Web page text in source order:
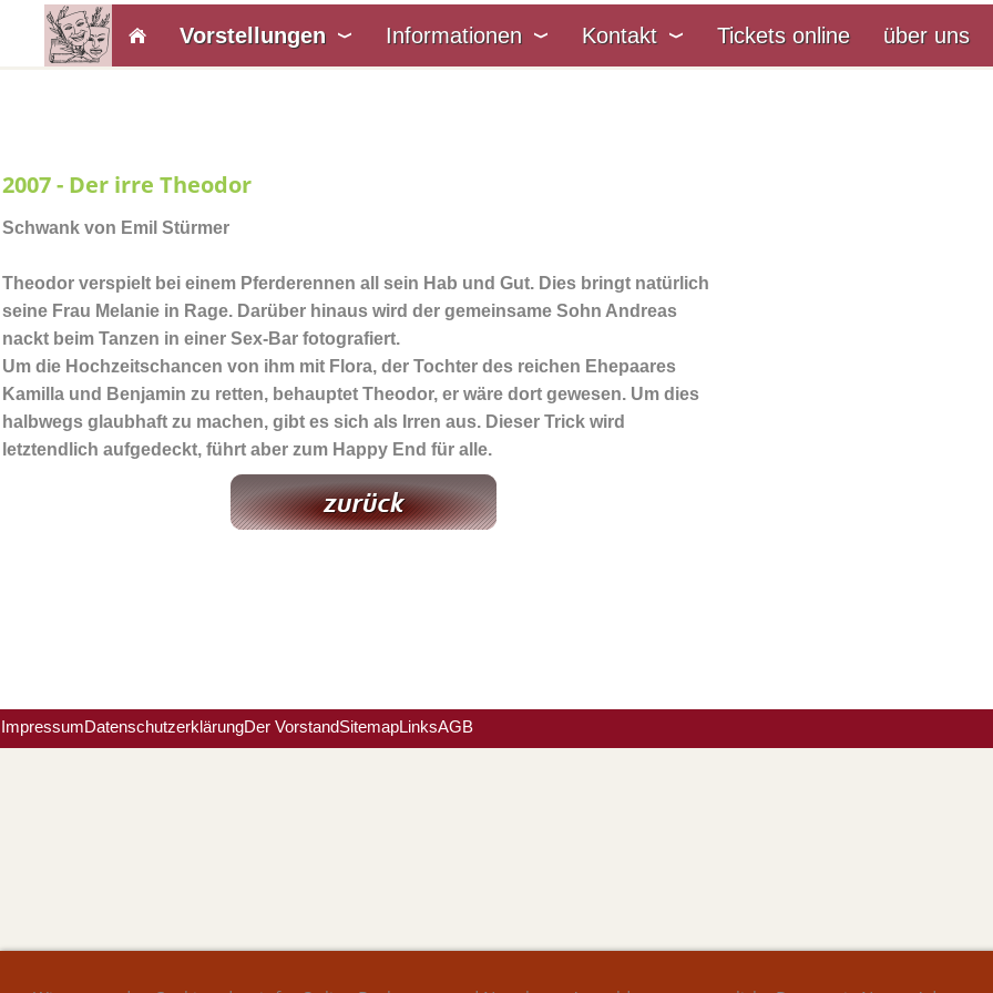
Vorstellungen Informationen Kontakt Tickets online über uns
2007 - Der irre Theodor
Schwank von Emil Stürmer
Theodor verspielt bei einem Pferderennen all sein Hab und Gut. Dies bringt natürlich
seine Frau Melanie in Rage. Darüber hinaus wird der gemeinsame Sohn Andreas
nackt beim Tanzen in einer Sex-Bar fotografiert.
Um die Hochzeitschancen von ihm mit Flora, der Tochter des reichen Ehepaares
Kamilla und Benjamin zu retten, behauptet Theodor, er wäre dort gewesen. Um dies
halbwegs glaubhaft zu machen, gibt es sich als Irren aus. Dieser Trick wird
letztendlich aufgedeckt, führt aber zum Happy End für alle.
ImpressumDatenschutzerklärungDer VorstandSitemapLinksAGB